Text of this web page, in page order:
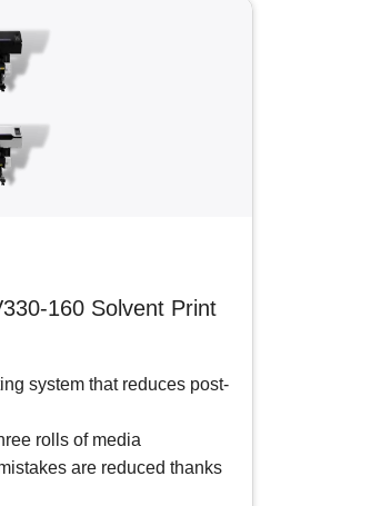
160 Solvent Print
system that reduces post-
rolls of media
are reduced thanks